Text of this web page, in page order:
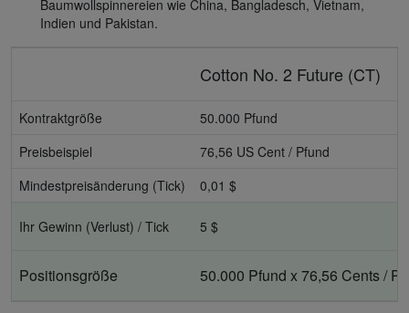
Baumwollspinnereien wie China, Bangladesch, Vietnam,
Indien und Pakistan.
Cotton No. 2 Future (CT)
Kontraktgröße
50.000 Pfund
Preisbeispiel
76,56 US Cent / Pfund
Mindestpreisänderung (Tick)
0,01 $
Ihr Gewinn (Verlust) / Tick 5 $
Positionsgröße 50.000 Pfund x 76,56 Cents /